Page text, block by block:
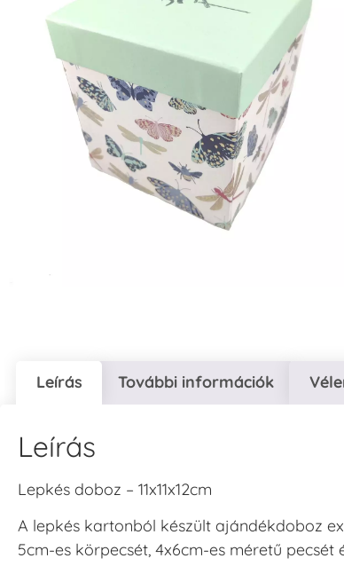
Leírás További információk
Leírás
Lepkés doboz – 11x11x12cm
A lepkés kartonból készült ajándékdoboz
5cm-es körpecsét, 4x6cm-es méretű